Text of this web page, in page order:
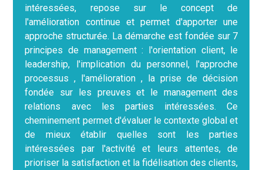
intéressées, repose sur le concept de
l'amélioration continue et permet d'apporter une
approche structurée. La démarche est fondée sur 7
principes de management : l'orientation client, le
leadership, l'implication du personnel, l'approche
processus , l'amélioration , la prise de décision
fondée sur les preuves et le management des
relations avec les parties intéressées. Ce
cheminement permet d'évaluer le contexte global et
de mieux établir quelles sont les parties
intéressées par l'activité et leurs attentes, de
prioriser la satisfaction et la fidélisation des clients,